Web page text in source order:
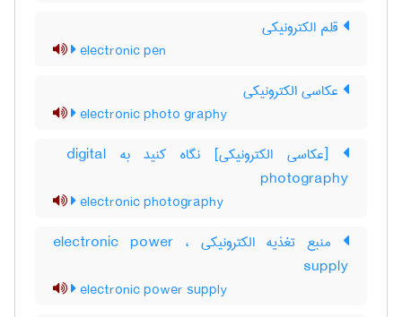
قلم الکترونیکی
electronic pen
عکاسی الکترونیکی
electronic photo graphy
[عکاسی الکترونیکی] نگاه کنید به ‎ digital
photography
electronic photography
منبع تغذیه الکترونیکی ، electronic power
supply
electronic power supply